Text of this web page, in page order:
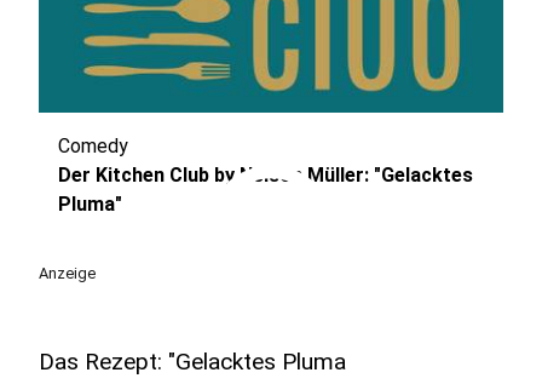
play_circle
Comedy
Der Kitchen Club by Nelson Müller: "Gelacktes
Pluma"
Anzeige
Das Rezept: "Gelacktes Pluma